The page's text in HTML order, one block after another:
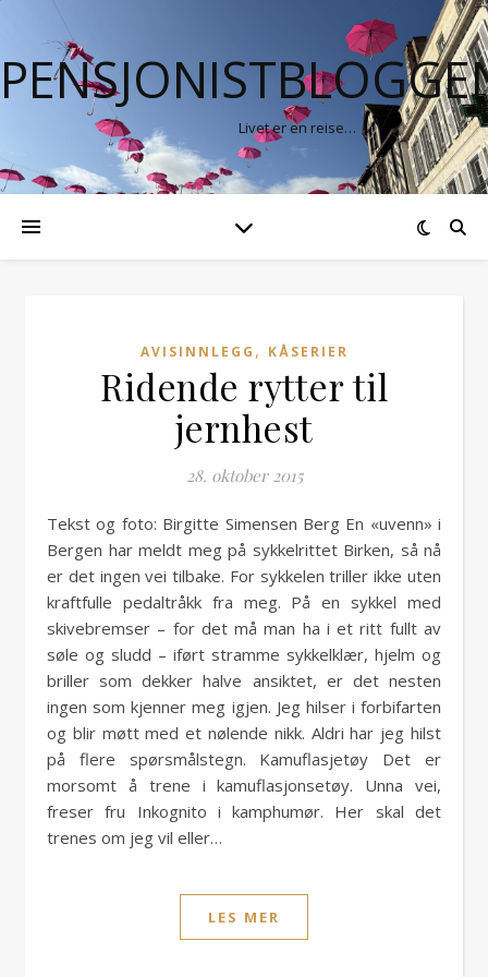
Livet er en reise…
AVISINNLEGG , KÅSERIER
Ridende rytter til
jernhest
28. oktober 2015
Tekst og foto: Birgitte Simensen Berg En «uvenn» i
Bergen har meldt meg på sykkelrittet Birken, så nå
er det ingen vei tilbake. For sykkelen triller ikke uten
kraftfulle pedaltråkk fra meg. På en sykkel med
skivebremser – for det må man ha i et ritt fullt av
søle og sludd – iført stramme sykkelklær, hjelm og
briller som dekker halve ansiktet, er det nesten
ingen som kjenner meg igjen. Jeg hilser i forbifarten
og blir møtt med et nølende nikk. Aldri har jeg hilst
på flere spørsmålstegn. Kamuflasjetøy Det er
morsomt å trene i kamuflasjonsetøy. Unna vei,
freser fru Inkognito i kamphumør. Her skal det
trenes om jeg vil eller…
LES MER